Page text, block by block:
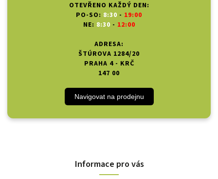
OTEVŘENO KAŽDÝ DEN:
PO-SO: 8:30 - 19:00
NE: 8:30 - 12:00
ADRESA:
ŠTÚROVA 1284/20
PRAHA 4 - KRČ
147 00
Navigovat na prodejnu
Informace pro vás